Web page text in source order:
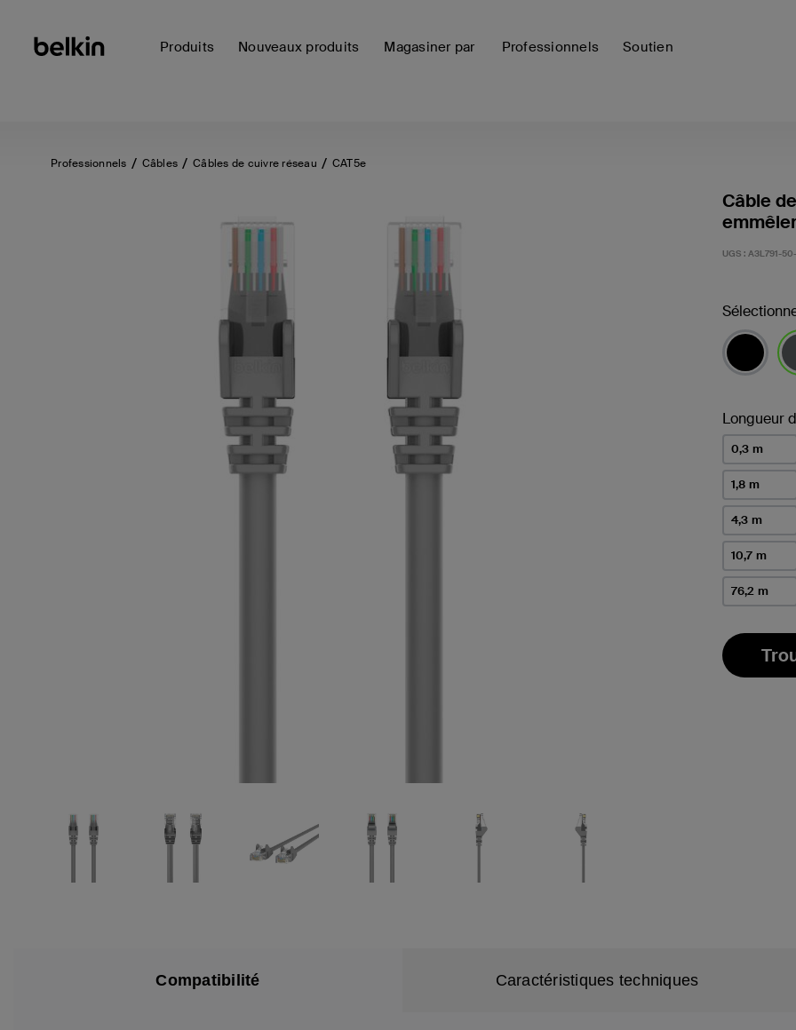
Produits Nouveaux produits Magasiner par Professionnels Soutien
Professionnels Câbles Câbles de cuivre réseau CAT5e
Câble
UGS : A3L791-
Longueur
0,3 m
1,8 m
4,3 m
10,7 m
76,2 m
Compatibilité Caractéristiques techniques